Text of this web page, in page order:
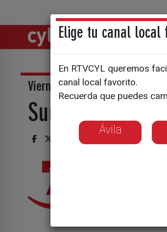
Viernes, La 7- 21:35 h
Surcos Castilla
Elige tu canal local
En RTVCYL queremos
canal local favorito.
Recuerda que puedes
Ávila